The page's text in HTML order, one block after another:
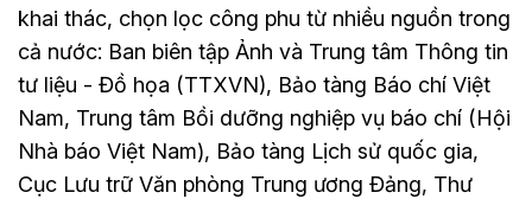
khai thác, chọn lọc công phu từ nhiều nguồn trong
cả nước: Ban biên tập Ảnh và Trung tâm Thông tin
tư liệu - Đồ họa (TTXVN), Bảo tàng Báo chí Việt
Nam, Trung tâm Bồi dưỡng nghiệp vụ báo chí (Hội
Nhà báo Việt Nam), Bảo tàng Lịch sử quốc gia,
Cục Lưu trữ Văn phòng Trung ương Đảng, Thư